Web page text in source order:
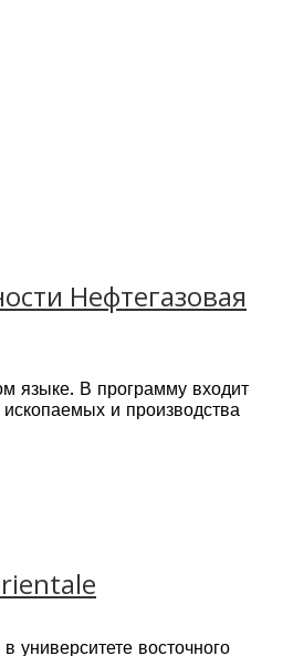
Италии. Основная
Нефтегазовая
языке. В программу входит
и производства
индустрии, сфере
(аспирантуры).
университете восточного